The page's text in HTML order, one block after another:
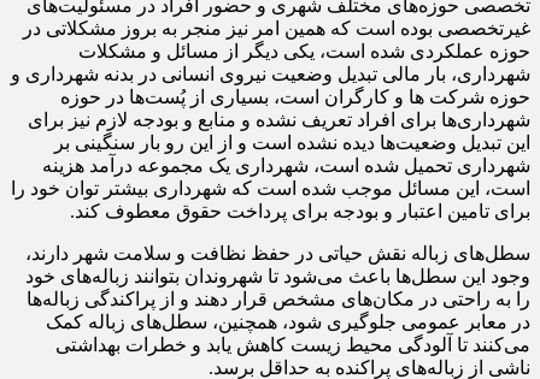
تخصصی حوزه‌های مختلف شهری و حضور افراد در مسئولیت‌های
غیرتخصصی بوده است که همین امر نیز منجر به بروز مشکلاتی در
حوزه عملکردی شده است، یکی دیگر از مسائل و مشکلات
شهرداری، بار مالی تبدیل وضعیت نیروی انسانی در بدنه شهرداری و
حوزه شرکت ها و کارگران است، بسیاری از پُست‌ها در حوزه
شهرداری‌ها برای افراد تعریف نشده و منابع و بودجه لازم نیز برای
این تبدیل وضعیت‌ها دیده نشده است و از این رو بار سنگینی بر
شهرداری تحمیل شده است، شهرداری یک مجموعه درآمد هزینه
است، این مسائل موجب شده است که شهرداری بیشتر توان خود را
برای تامین اعتبار و بودجه برای پرداخت حقوق معطوف کند.
سطل‌های زباله نقش حیاتی در حفظ نظافت و سلامت شهر دارند،
وجود این سطل‌ها باعث می‌شود تا شهروندان بتوانند زباله‌های خود
را به راحتی در مکان‌های مشخص قرار دهند و از پراکندگی زباله‌ها
در معابر عمومی جلوگیری شود، همچنین، سطل‌های زباله کمک
می‌کنند تا آلودگی محیط زیست کاهش یابد و خطرات بهداشتی
ناشی از زباله‌های پراکنده به حداقل برسد.